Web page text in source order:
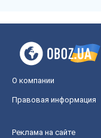
О компании
Правовая информация
Реклама на сайте